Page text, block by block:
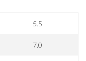
5.5
7.0